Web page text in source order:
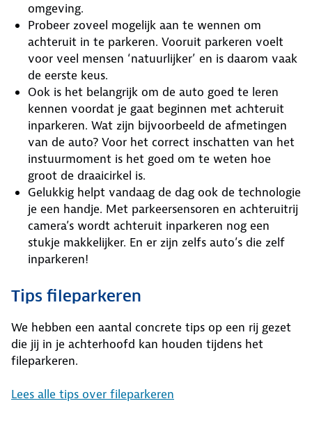
omgeving.
Probeer zoveel mogelijk aan te wennen om
achteruit in te parkeren. Vooruit parkeren voelt
voor veel mensen ‘natuurlijker’ en is daarom vaak
de eerste keus.
Ook is het belangrijk om de auto goed te leren
kennen voordat je gaat beginnen met achteruit
inparkeren. Wat zijn bijvoorbeeld de afmetingen
van de auto? Voor het correct inschatten van het
instuurmoment is het goed om te weten hoe
groot de draaicirkel is.
Gelukkig helpt vandaag de dag ook de technologie
je een handje. Met parkeersensoren en achteruitrij
camera’s wordt achteruit inparkeren nog een
stukje makkelijker. En er zijn zelfs auto’s die zelf
inparkeren!
Tips fileparkeren
We hebben een aantal concrete tips op een rij gezet
die jij in je achterhoofd kan houden tijdens het
fileparkeren.
Lees alle tips over fileparkeren